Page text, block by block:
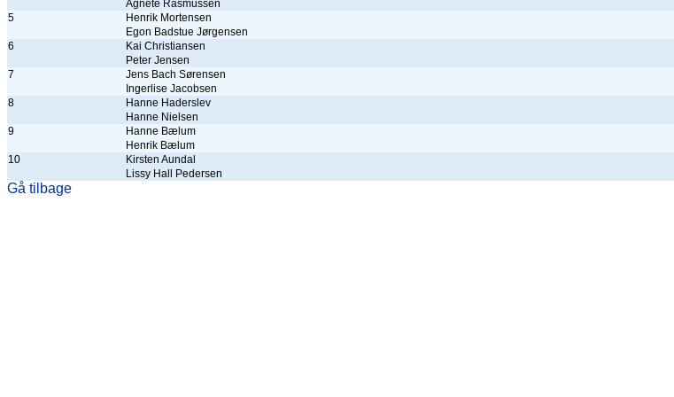
Agnete Rasmussen
5
Henrik Mortensen
Egon Badstue Jørgensen
6
Kai Christiansen
Peter Jensen
7
Jens Bach Sørensen
Ingerlise Jacobsen
8
Hanne Haderslev
Hanne Nielsen
9
Hanne Bælum
Henrik Bælum
10
Kirsten Aundal
Lissy Hall Pedersen
Gå tilbage